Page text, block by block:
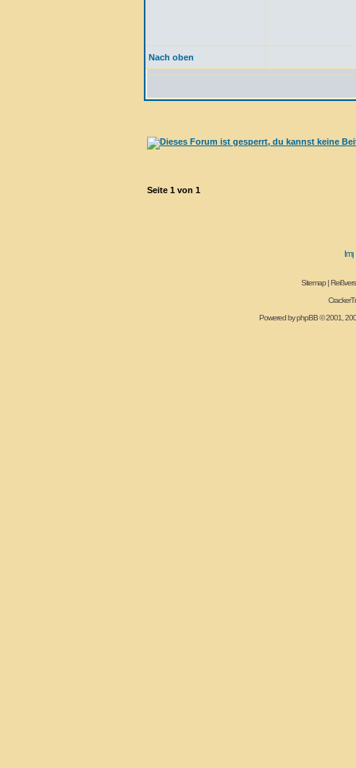
Nach oben
Seite 1 von 1
Sitemap|
Powered byphpBB© 2001,